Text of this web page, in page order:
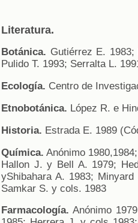
Literatura.
Botánica. Gutiérrez E.
Pulido T. 1993; Serralta L.
Ecología. Centro de
Etnobotánica. López R. e
Historia. Estrada E. 1989
Química. Anónimo
Hallon J. y Bell A. 1979;
yShibahara A. 1983;
Samkar S. y cols. 1983
Farmacología. Anónimo